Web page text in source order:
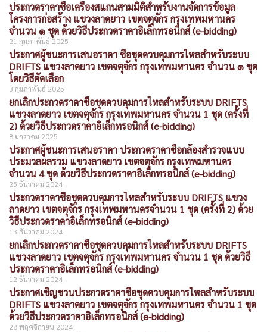
ประกวดราคาซื้อเครื่องสแกนสามมิติสำหรับงานจัดการข้อมูล
โครงการก่อสร้าง แขวงลาดยาว เขตจตุจักร กรุงเทพมหานคร
จำนวน ๑ ชุด ด้วยวิธีประกวดราคาอิเล็กทรอนิกส์ (e-bidding)
21 กุมภาพันธ์ 2025
ประกาศผู้ชนะการเสนอราคา ซื้อชุดควบคุมการไหลสำหรับระบบ
DRIFTS แขวงลาดยาว เขตจตุจักร กรุงเทพมหานคร จำนวน ๑ ชุด
โดยวิธีคัดเลือก
3 กุมภาพันธ์ 2025
ยกเลิกประกวดราคาซื้อชุดควบคุมการไหลสำหรับระบบ DRIFTS
แขวงลาดยาว เขตจตุจักร กรุงเทพมหานคร จำนวน 1 ชุด (ครั้งที่
2) ด้วยวิธีประกวดราคาอิเล็กทรอนิกส์ (e-bidding)
8 มกราคม 2025
ประกาศผู้ชนะการเสนอราคา ประกวดราคาซื้อกล้องสำรวจแบบ
ประมวลผลรวม แขวงลาดยาว เขตจตุจักร กรุงเทพมหานคร
จำนวน 4 ชุด ด้วยวิธีประกวดราคาอิเล็กทรอนิกส์ (e-bidding)
25 ธันวาคม 2024
ประกวดราคาซื้อชุดควบคุมการไหลสำหรับระบบ DRIFTS แขวง
ลาดยาว เขตจตุจักร กรุงเทพมหานครจำนวน 1 ชุด (ครั้งที่ 2) ด้วย
วิธีประกวดราคาอิเล็กทรอนิกส์ (e-bidding)
13 ธันวาคม 2024
ยกเลิกประกวดราคาซื้อชุดควบคุมการไหลสำหรับระบบ DRIFTS
แขวงลาดยาว เขตจตุจักร กรุงเทพมหานคร จำนวน 1 ชุด ด้วยวิธี
ประกวดราคาอิเล็กทรอนิกส์ (e-bidding)
12 ธันวาคม 2024
ประกาศเชิญชวนประกวดราคาซื้อชุดควบคุมการไหลสำหรับระบบ
DRIFTS แขวงลาดยาว เขตจตุจักร กรุงเทพมหานคร จำนวน 1 ชุด
ด้วยวิธีประกวดราคาอิเล็กทรอนิกส์ (e-bidding)
28 พฤศจิกายน 2024